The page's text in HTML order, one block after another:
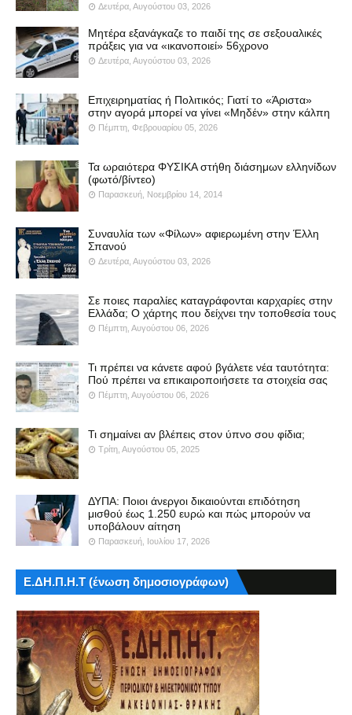
Δευτέρα, Αυγούστου 03, 2026
Μητέρα εξανάγκαζε το παιδί της σε σεξουαλικές
πράξεις για να «ικανοποιεί» 56χρονο
Δευτέρα, Αυγούστου 03, 2026
Επιχειρηματίας ή Πολιτικός; Γιατί το «Άριστα»
στην αγορά μπορεί να γίνει «Μηδέν» στην κάλπη
Πέμπτη, Φεβρουαρίου 05, 2026
Τα ωραιότερα ΦΥΣΙΚΑ στήθη διάσημων ελληνίδων
(φωτό/βίντεο)
Παρασκευή, Νοεμβρίου 14, 2014
Συναυλία των «Φίλων» αφιερωμένη στην Έλλη
Σπανού
Δευτέρα, Αυγούστου 03, 2026
Σε ποιες παραλίες καταγράφονται καρχαρίες στην
Ελλάδα; Ο χάρτης που δείχνει την τοποθεσία τους
Πέμπτη, Αυγούστου 06, 2026
Τι πρέπει να κάνετε αφού βγάλετε νέα ταυτότητα:
Πού πρέπει να επικαιροποιήσετε τα στοιχεία σας
Πέμπτη, Αυγούστου 06, 2026
Τι σημαίνει αν βλέπεις στον ύπνο σου φίδια;
Τρίτη, Αυγούστου 05, 2025
ΔΥΠΑ: Ποιοι άνεργοι δικαιούνται επιδότηση
μισθού έως 1.250 ευρώ και πώς μπορούν να
υποβάλουν αίτηση
Παρασκευή, Ιουλίου 17, 2026
Ε.ΔΗ.Π.Η.Τ (ένωση δημοσιογράφων)